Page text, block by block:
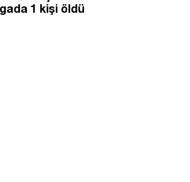
1 kişi öldü